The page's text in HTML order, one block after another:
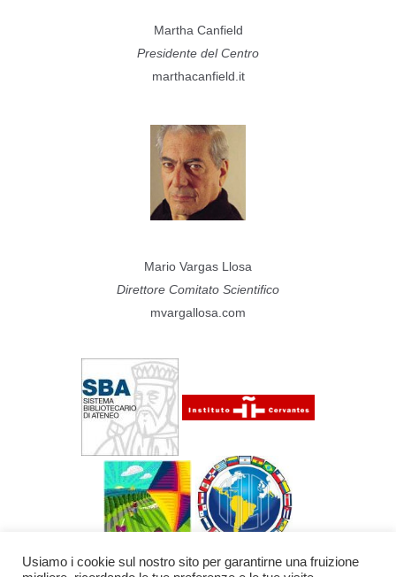
Martha Canfield
Presidente del Centro
marthacanfield.it
Mario Vargas Llosa
Direttore Comitato Scientifico
mvargallosa.com
Usiamo i cookie sul nostro sito per garantirne una fruizione